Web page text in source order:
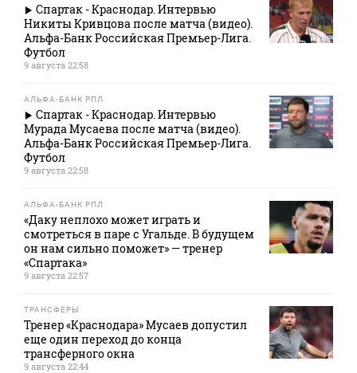
Спартак - Краснодар. Интервью
Никиты Кривцова после матча (видео).
Альфа-Банк Российская Премьер-Лига.
Футбол
9 августа 22:58
АЛЬФА-БАНК РПЛ
Спартак - Краснодар. Интервью
Мурада Мусаева после матча (видео).
Альфа-Банк Российская Премьер-Лига.
Футбол
9 августа 22:58
АЛЬФА-БАНК РПЛ
«Даку неплохо может играть и
смотреться в паре с Угальде. В будущем
он нам сильно поможет» — тренер
«Спартака»
9 августа 22:57
ТРАНСФЕРЫ
Тренер «Краснодара» Мусаев допустил
еще один переход до конца
трансферного окна
9 августа 22:44